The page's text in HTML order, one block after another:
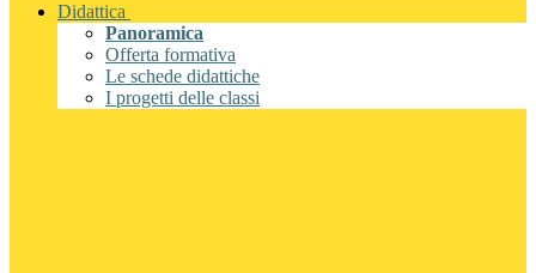
Didattica
Panoramica
Offerta formativa
Le schede didattiche
I progetti delle classi